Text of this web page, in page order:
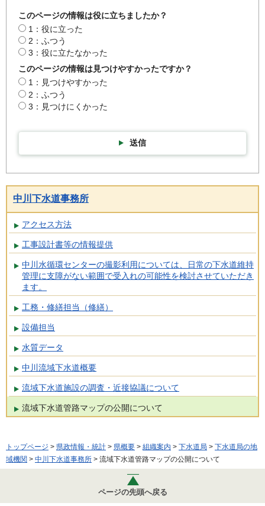
このページの情報は役に立ちましたか？
1：役に立った
2：ふつう
3：役に立たなかった
このページの情報は見つけやすかったですか？
1：見つけやすかった
2：ふつう
3：見つけにくかった
送信
中川下水道事務所
アクセス方法
工事設計書等の情報提供
中川水循環センターの撮影利用については、日常の下水道維持
管理に支障がない範囲で受入れの可能性を検討させていただき
ます。
工務・修繕担当（修繕）
設備担当
水質データ
中川流域下水道概要
流域下水道施設の調査・近接協議について
流域下水道管路マップの公開について
トップページ > 県政情報・統計 > 県概要 > 組織案内 > 下水道局 > 下水道局の地
域機関 > 中川下水道事務所 > 流域下水道管路マップの公開について
ページの先頭へ戻る